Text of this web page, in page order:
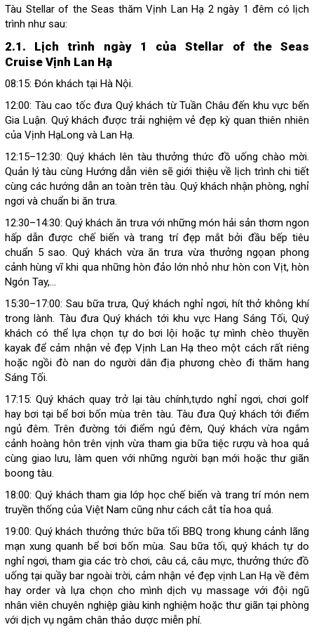
Tàu Stellar of the Seas thăm Vịnh Lan Hạ 2 ngày 1 đêm có lịch
trình như sau:
2.1. Lịch trình ngày 1 của Stellar of the Seas
Cruise Vịnh Lan Hạ
08:15: Đón khách tại Hà Nội.
12:00: Tàu cao tốc đưa Quý khách từ Tuần Châu đến khu vực bến
Gia Luận. Quý khách được trải nghiệm vẻ đẹp kỳ quan thiên nhiên
của Vịnh HạLong và Lan Hạ.
12:15–12:30: Quý khách lên tàu thưởng thức đồ uống chào mời.
Quản lý tàu cùng Hướng dẫn viên sẽ giới thiệu về lịch trình chi tiết
cùng các hướng dẫn an toàn trên tàu. Quý khách nhận phòng, nghỉ
ngơi và chuẩn bi ăn trưa.
12:30–14:30: Quý khách ăn trưa với những món hải sản thơm ngon
hấp dẫn được chế biến và trang trí đẹp mắt bởi đầu bếp tiêu
chuẩn 5 sao. Quý khách vừa ăn trưa vừa thưởng ngọan phong
cảnh hùng vĩ khi qua những hòn đảo lớn nhỏ như hòn con Vịt, hòn
Ngón Tay,...
15:30–17:00: Sau bữa trưa, Quý khách nghỉ ngơi, hít thở không khí
trong lành. Tàu đưa Quý khách tới khu vực Hang Sáng Tối, Quý
khách có thể lựa chọn tự do bơi lội hoặc tự mình chèo thuyền
kayak để cảm nhận vẻ đẹp Vịnh Lan Hạ theo một cách rất riêng
hoặc ngồi đò nan do người dân địa phương chèo đi thăm hang
Sáng Tối.
17:15: Quý khách quay trở lại tàu chính,tựdo nghỉ ngơi, chơi golf
hay bơi tại bể bơi bốn mùa trên tàu. Tàu đưa Quý khách tới điểm
ngủ đêm. Trên đường tới điểm ngủ đêm, Quý khách vừa ngắm
cảnh hoàng hôn trên vịnh vừa tham gia bữa tiệc rượu và hoa quả
cùng giao lưu, làm quen với những người bạn mới hoặc thư giãn
boong tàu.
18:00: Quý khách tham gia lớp học chế biến và trang trí món nem
truyền thống của Việt Nam cũng như cách cắt tỉa hoa quả.
19:00: Quý khách thưởng thức bữa tối BBQ trong khung cảnh lãng
mạn xung quanh bể bơi bốn mùa. Sau bữa tối, quý khách tự do
nghỉ ngơi, tham gia các trò chơi, câu cá, câu mực, thưởng thức đồ
uống tại quầy bar ngoài trời, cảm nhận vẻ đẹp vịnh Lan Hạ về đêm
hay order và lựa chọn cho mình dịch vụ massage với đội ngũ
nhân viên chuyên nghiệp giàu kinh nghiệm hoặc thư giãn tại phòng
với dịch vụ ngâm chân thảo dược miễn phí.